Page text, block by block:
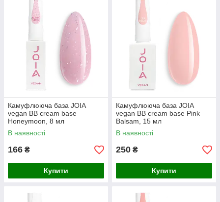
Камуфлююча база JOIA
vegan BB cream base
Honeymoon, 8 мл
В наявності
166 ₴
Купити
Камуфлююча база JOIA
vegan BB cream base Pink
Balsam, 15 мл
В наявності
250 ₴
Купити